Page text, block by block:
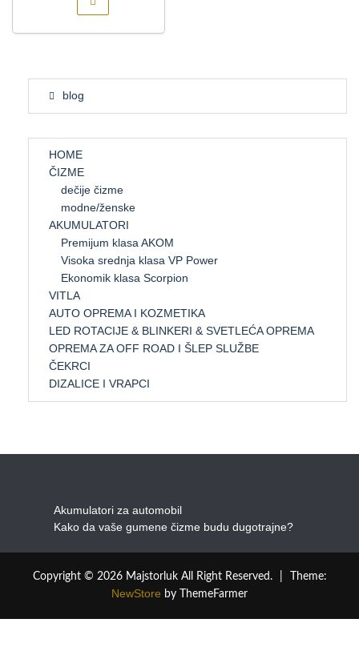
blog
HOME
ČIZME
dečije čizme
modne/ženske
AKUMULATORI
Premijum klasa AKOM
Visoka srednja klasa VP Power
Ekonomik klasa Scorpion
VITLA
AUTO OPREMA I KOZMETIKA
LED ROTACIJE & BLINKERI & SVETLEĆA OPREMA
OPREMA ZA OFF ROAD I ŠLEP SLUŽBE
ČEKRCI
DIZALICE I VRAPCI
Akumulatori za automobil
Kako da vaše gumene čizme budu dugotrajne?
Copyright © 2026 Majstorluk All Right Reserved. Theme:
NewStore by ThemeFarmer